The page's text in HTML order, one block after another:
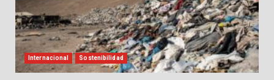
Internacional Sostenibilidad